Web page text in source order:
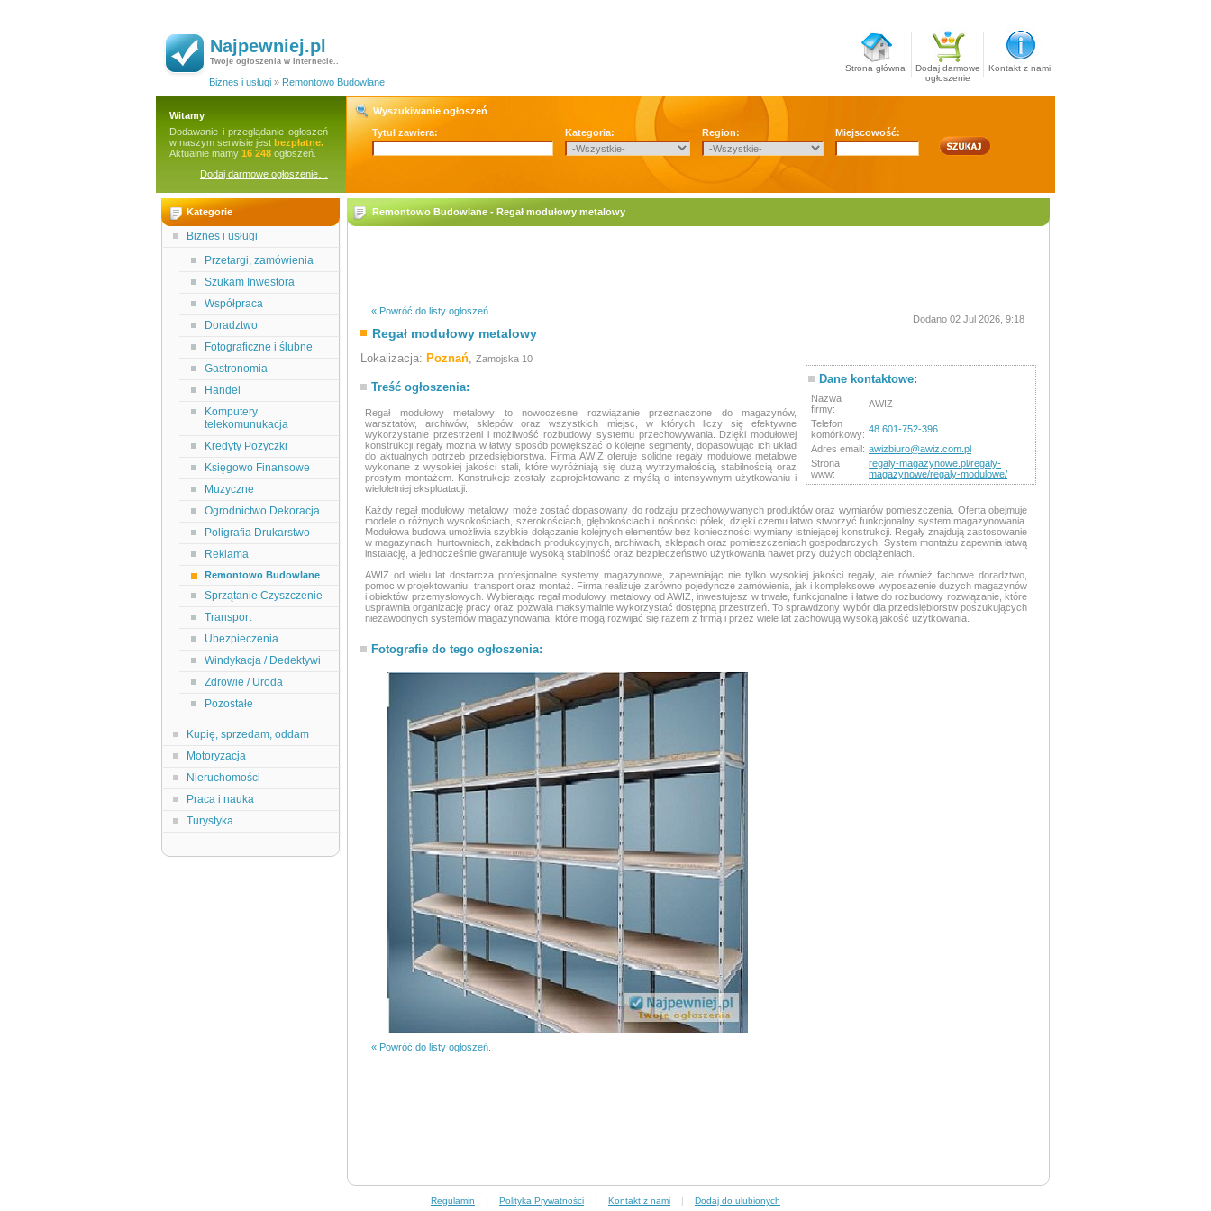
Najpewniej.pl
Twoje ogłoszenia w Internecie..
Strona główna
Dodaj darmowe
ogłoszenie
Kontakt z nami
Biznes i usługi » Remontowo Budowlane
Witamy
Dodawanie i przeglądanie ogłoszeń
w naszym serwisie jest bezpłatne.
Aktualnie mamy 16 248 ogłoszeń.
Dodaj darmowe ogłoszenie…
Wyszukiwanie ogłoszeń
Tytuł zawiera:
Kategoria: Region: Miejscowość:
Kategorie
Biznes i usługi
Przetargi, zamówienia
Szukam Inwestora
Współpraca
Doradztwo
Fotograficzne i ślubne
Gastronomia
Handel
Komputery
telekomunukacja
Kredyty Pożyczki
Księgowo Finansowe
Muzyczne
Ogrodnictwo Dekoracja
Poligrafia Drukarstwo
Reklama
Remontowo Budowlane
Sprzątanie Czyszczenie
Transport
Ubezpieczenia
Windykacja / Dedektywi
Zdrowie / Uroda
Pozostałe
Kupię, sprzedam, oddam
Motoryzacja
Nieruchomości
Praca i nauka
Turystyka
Remontowo Budowlane - Regał modułowy metalowy
« Powróć do listy ogłoszeń.
Regał modułowy metalowy
Dodano 02 Jul 2026, 9:18
Lokalizacja: Poznań, Zamojska 10
Dane kontaktowe:
Nazwa
firmy:
AWIZ
Telefon
komórkowy: 48 601-752-396
Adres email: awizbiuro@awiz.com.pl
Strona
www:
regaly-magazynowe.pl/regaly-
magazynowe/regaly-modulowe/
Treść ogłoszenia:
Regał modułowy metalowy to nowoczesne rozwiązanie przeznaczone do magazynów,
warsztatów, archiwów, sklepów oraz wszystkich miejsc, w których liczy się efektywne
wykorzystanie przestrzeni i możliwość rozbudowy systemu przechowywania. Dzięki modułowej
konstrukcji regały można w łatwy sposób powiększać o kolejne segmenty, dopasowując ich układ
do aktualnych potrzeb przedsiębiorstwa. Firma AWIZ oferuje solidne regały modułowe metalowe
wykonane z wysokiej jakości stali, które wyróżniają się dużą wytrzymałością, stabilnością oraz
prostym montażem. Konstrukcje zostały zaprojektowane z myślą o intensywnym użytkowaniu i
wieloletniej eksploatacji.
Każdy regał modułowy metalowy może zostać dopasowany do rodzaju przechowywanych produktów oraz wymiarów pomieszczenia. Oferta obejmuje
modele o różnych wysokościach, szerokościach, głębokościach i nośności półek, dzięki czemu łatwo stworzyć funkcjonalny system magazynowania.
Modułowa budowa umożliwia szybkie dołączanie kolejnych elementów bez konieczności wymiany istniejącej konstrukcji. Regały znajdują zastosowanie
w magazynach, hurtowniach, zakładach produkcyjnych, archiwach, sklepach oraz pomieszczeniach gospodarczych. System montażu zapewnia łatwą
instalację, a jednocześnie gwarantuje wysoką stabilność oraz bezpieczeństwo użytkowania nawet przy dużych obciążeniach.
AWIZ od wielu lat dostarcza profesjonalne systemy magazynowe, zapewniając nie tylko wysokiej jakości regały, ale również fachowe doradztwo,
pomoc w projektowaniu, transport oraz montaż. Firma realizuje zarówno pojedyncze zamówienia, jak i kompleksowe wyposażenie dużych magazynów
i obiektów przemysłowych. Wybierając regał modułowy metalowy od AWIZ, inwestujesz w trwałe, funkcjonalne i łatwe do rozbudowy rozwiązanie, które
usprawnia organizację pracy oraz pozwala maksymalnie wykorzystać dostępną przestrzeń. To sprawdzony wybór dla przedsiębiorstw poszukujących
niezawodnych systemów magazynowania, które mogą rozwijać się razem z firmą i przez wiele lat zachowują wysoką jakość użytkowania.
Fotografie do tego ogłoszenia:
« Powróć do listy ogłoszeń.
Regulamin | Polityka Prywatności | Kontakt z nami | Dodaj do ulubionych